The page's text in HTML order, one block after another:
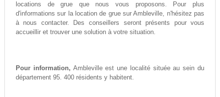
locations de grue que nous vous proposons. Pour plus
d'informations sur la location de grue sur Ambleville, n'hésitez pas
à nous contacter. Des conseillers seront présents pour vous
accueillir et trouver une solution à votre situation.
Pour information, Ambleville est une localité située au sein du
département 95. 400 résidents y habitent.